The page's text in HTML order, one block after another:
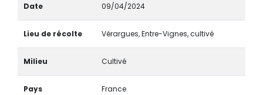
Date 09/04/2024
Lieu de récolte Vérargues, Entre-Vignes, cultivé
Milieu Cultivé
Pays France